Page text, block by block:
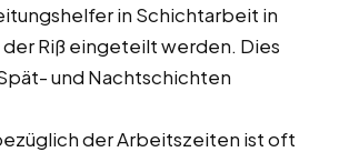
in Schichtarbeit in
der Riß eingeteilt werden. Dies
und Nachtschichten
der Arbeitszeiten ist oft